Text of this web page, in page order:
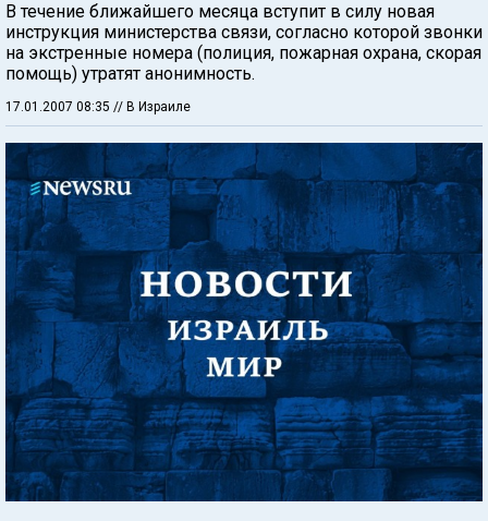
В течение ближайшего месяца вступит в силу новая
инструкция министерства связи, согласно которой звонки
на экстренные номера (полиция, пожарная охрана, скорая
помощь) утратят анонимность.
17.01.2007 08:35 // В Израиле